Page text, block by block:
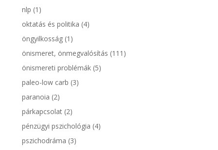
nlp (1)
oktatás és politika (4)
öngyilkosság(1)
önismeret, önmegvalósítás (111)
önismereti problémák(5)
paleo-low carb (3)
paranoia (2)
párkapcsolat(2)
pénzügyi pszichológia (4)
pszichodráma (3)